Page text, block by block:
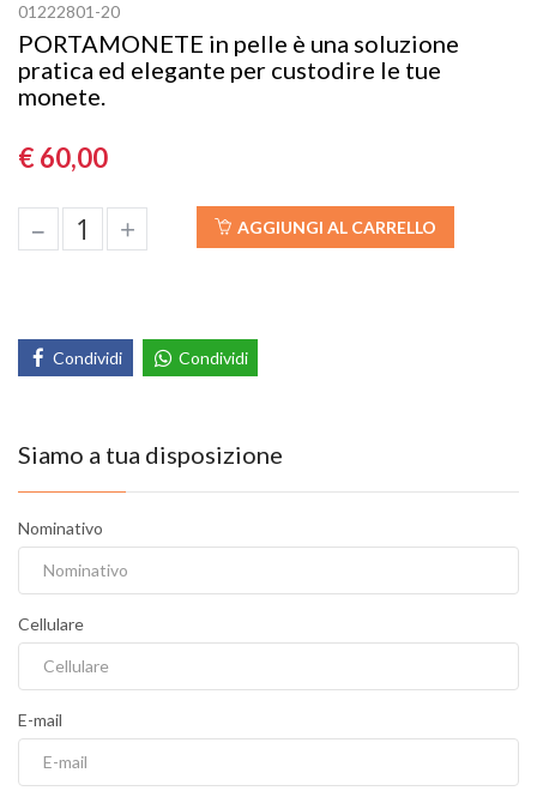
01222801-20
PORTAMONETE in pelle è una soluzione
pratica ed elegante per custodire le tue
monete.
€ 60,00
– + AGGIUNGI AL CARRELLO
Condividi Condividi
Siamo a tua disposizione
Nominativo
Cellulare
E-mail